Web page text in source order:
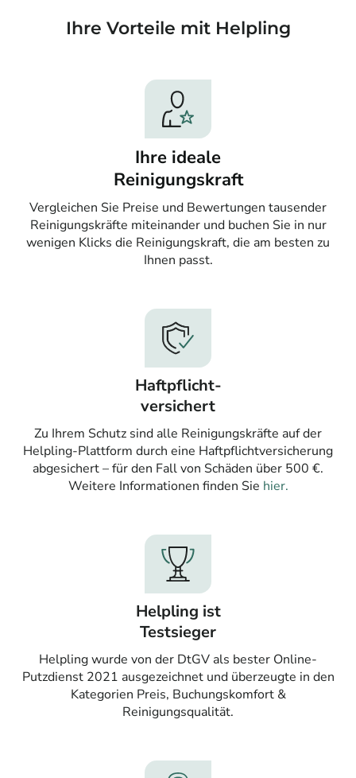
Ihre Vorteile mit Helpling​
Ihre ideale
Reinigungskraft
Vergleichen Sie Preise und Bewertungen tausender
Reinigungskräfte miteinander und buchen Sie in nur
wenigen Klicks die Reinigungskraft, die am besten zu
Ihnen passt.
Haftpflicht-
versichert
Zu Ihrem Schutz sind alle Reinigungskräfte auf der
Helpling-Plattform durch eine Haftpflichtversicherung
abgesichert – für den Fall von Schäden über 500 €.
Weitere Informationen finden Sie hier.
Helpling ist
Testsieger
Helpling wurde von der DtGV als bester Online-
Putzdienst 2021 ausgezeichnet und überzeugte in den
Kategorien Preis, Buchungskomfort &
Reinigungsqualität.